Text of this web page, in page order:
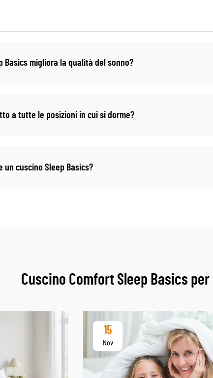
Basics migliora la qualità del sonno?
a tutte le posizioni in cui si dorme?
un cuscino Sleep Basics?
Cuscino Comfort Sleep Basics
15
Nov